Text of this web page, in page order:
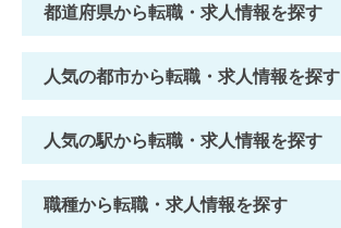
都道府県から転職・求人情報を探す
人気の都市から転職・求人情報を探す
人気の駅から転職・求人情報を探す
職種から転職・求人情報を探す